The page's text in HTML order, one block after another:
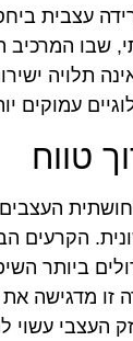
עצבית
שבו המרכיב
תלויה
עמוקים
טווח
הראשונית.
ביותר
מדגישה את
העצבי עשוי